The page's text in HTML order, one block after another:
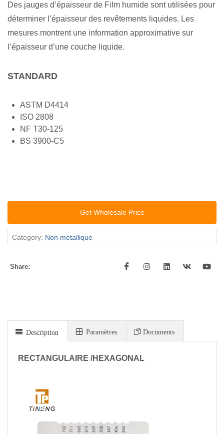
Des jauges d’épaisseur de Film humide sont utilisées pour
déterminer l’épaisseur des revêtements liquides. Les
mesures montrent une information approximative sur
l’épaisseur d’une couche liquide.
STANDARD
ASTM D4414
ISO 2808
NF T30-125
BS 3900-C5
Get Wholesale Price
Category: Non métallique
Share:
Description Paramètres Documents
RECTANGULAIRE /HEXAGONAL